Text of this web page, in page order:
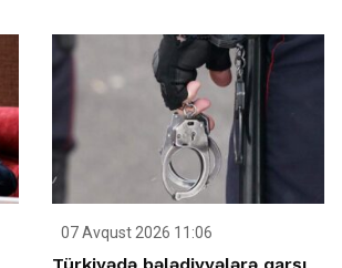
07 Avqust 2026 11:06